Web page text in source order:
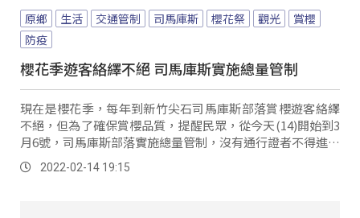
原鄉 生活 交通管制 司馬庫斯 櫻花祭 觀光
賞櫻
防疫
櫻花季遊客絡繹不絕 司馬庫斯實施總量管制
現在是櫻花季，每年到新竹尖石司馬庫斯部落賞櫻遊客絡繹
不絕，但為了確保賞櫻品質，提醒民眾，從今天(14)開始到3
月6號，司馬庫斯部落實施總量管制，沒有通行證者不得進入
部落。2022-02-14 19:15